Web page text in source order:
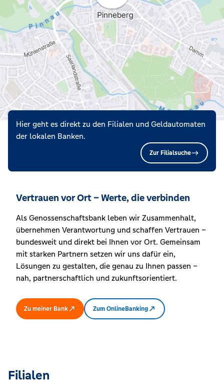
Hier geht es direkt zu den Filialen und Geldautomaten
der lokalen Banken.
Zur Filialsuche
Vertrauen vor Ort – Werte, die verbinden
Als Genossenschaftsbank leben wir Zusammenhalt,
übernehmen Verantwortung und schaffen Vertrauen –
bundesweit und direkt bei Ihnen vor Ort. Gemeinsam
mit starken Partnern setzen wir uns dafür ein,
Lösungen zu gestalten, die genau zu Ihnen passen –
nah, partnerschaftlich und zukunftsorientiert.
Zu meiner Bank Zum OnlineBanking
Filialen